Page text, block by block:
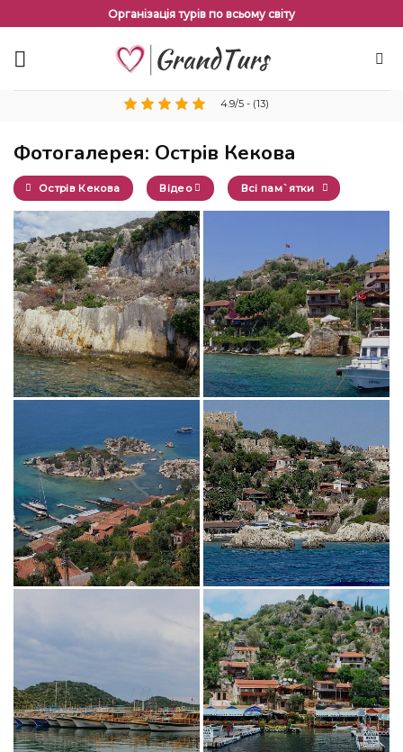
змісту
Організація турів по всьому світу
4.9/5 - (13)
Фотогалерея: Острів Кекова
Острів Кекова Відео Всі пам`ятки